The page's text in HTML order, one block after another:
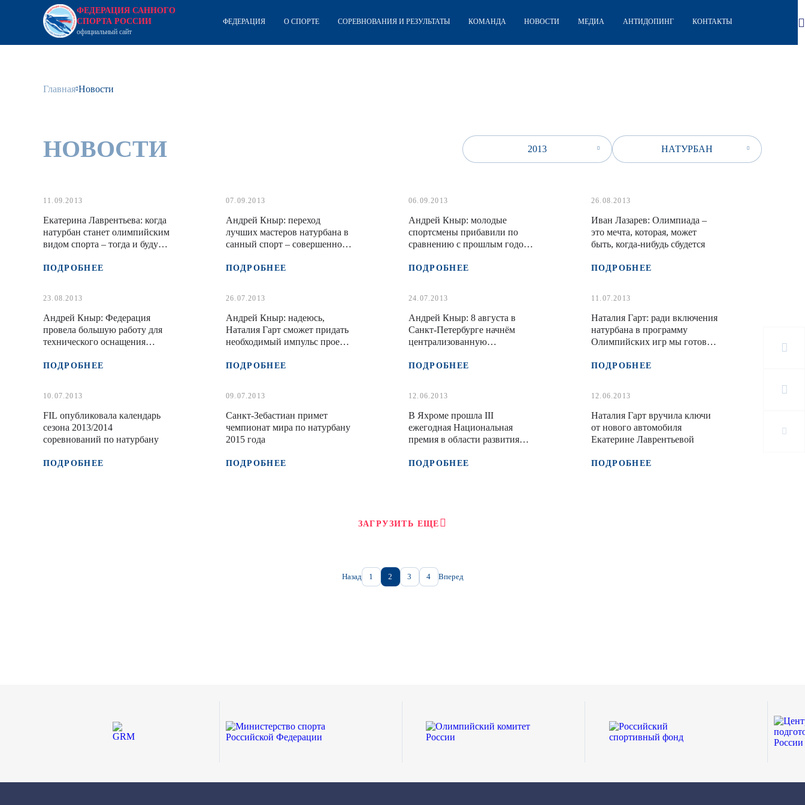
ФЕДЕРАЦИЯ САННОГО
СПОРТА РОССИИ
официальный сайт
ФЕДЕРАЦИЯ О СПОРТЕ СОРЕВНОВАНИЯ И РЕЗУЛЬТАТЫ КОМАНДА НОВОСТИ МЕДИА АНТИДОПИНГ КОНТАКТЫ
Главная Новости
НОВОСТИ 2013 НАТУРБАН
11.09.2013
Екатерина Лаврентьева: когда
натурбан станет олимпийским
видом спорта – тогда и буду
карьеры
ПОДРОБНЕЕ
07.09.2013
Андрей Кныр: переход
лучших мастеров натурбана в
санный спорт – совершенно
ПОДРОБНЕЕ
06.09.2013
Андрей Кныр: молодые
спортсмены прибавили по
сравнению с прошлым годом,
улучшили показатели первого
ПОДРОБНЕЕ
26.08.2013
Иван Лазарев: Олимпиада –
это мечта, которая, может
быть, когда-нибудь сбудется
ПОДРОБНЕЕ
23.08.2013
Андрей Кныр: Федерация
провела большую работу для
технического оснащения
ПОДРОБНЕЕ
26.07.2013
Андрей Кныр: надеюсь,
Наталия Гарт сможет придать
необходимый импульс проекту
программу Олимпийских игр
ПОДРОБНЕЕ
24.07.2013
Андрей Кныр: 8 августа в
Санкт-Петербурге начнём
централизованную
ПОДРОБНЕЕ
11.07.2013
Наталия Гарт: ради включения
натурбана в программу
Олимпийских игр мы готовы
программу помощи другим
ПОДРОБНЕЕ
10.07.2013
FIL опубликовала календарь
сезона 2013/2014
соревнований по натурбану
ПОДРОБНЕЕ
09.07.2013
Санкт-Зебастиан примет
чемпионат мира по натурбану
2015 года
ПОДРОБНЕЕ
12.06.2013
В Яхроме прошла III
ежегодная Национальная
премия в области развития
«Золотые сани». Итоги
ПОДРОБНЕЕ
12.06.2013
Наталия Гарт вручила ключи
от нового автомобиля
Екатерине Лаврентьевой
ПОДРОБНЕЕ
ЗАГРУЗИТЬ ЕЩЕ
Назад 1 2 3 4 Вперед